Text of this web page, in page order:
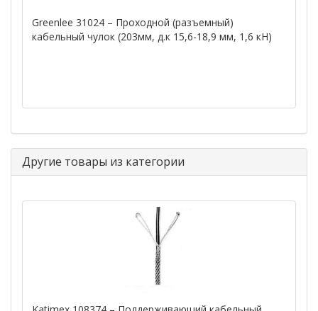
Greenlee 31024 – Проходной (разъемный)
кабельный чулок (203мм, д.к 15,6-18,9 мм, 1,6 кН)
Другие товары из категории